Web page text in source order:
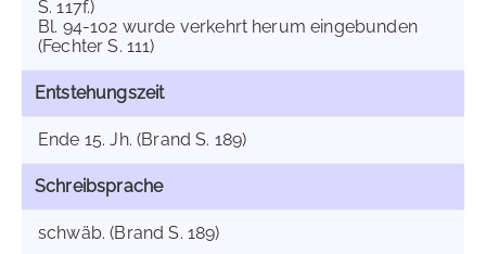
S. 117f.)
Bl. 94-102 wurde verkehrt herum eingebunden
(Fechter S. 111)
Entstehungszeit
Ende 15. Jh. (Brand S. 189)
Schreibsprache
schwäb. (Brand S. 189)